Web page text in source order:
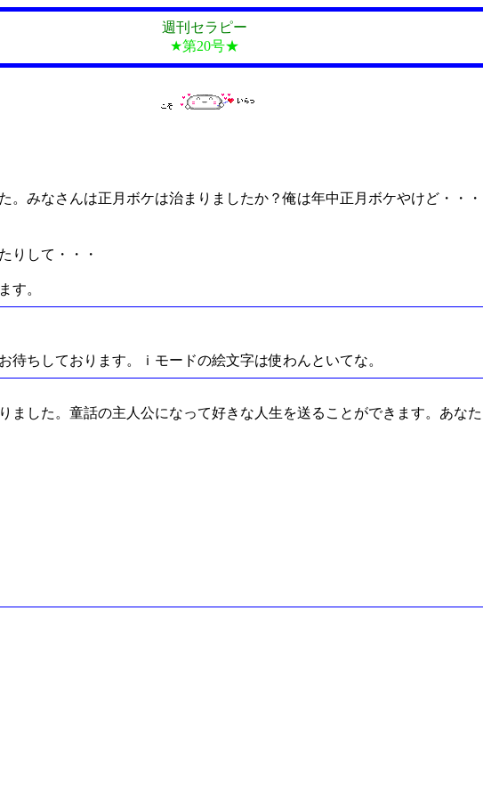
週刊セラピー
★第20号★
。みなさんは正月ボケは治まりましたか？俺は年中正月ボケやけど・・
りして・・・
す。
待ちしております。ｉモードの絵文字は使わんといてな。
ました。童話の主人公になって好きな人生を送ることができます。あな